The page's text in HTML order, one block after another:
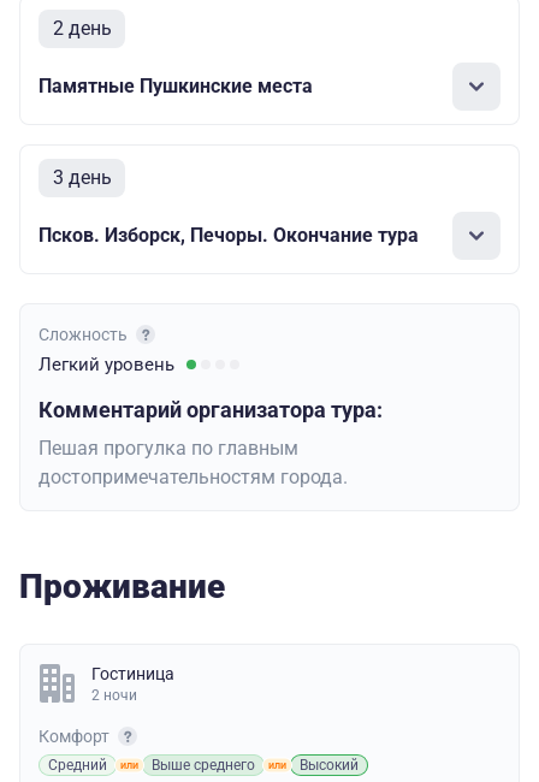
2 день
Памятные Пушкинские места
3 день
Псков. Изборск, Печоры. Окончание тура
Сложность
Легкий уровень
Комментарий организатора тура:
Пешая прогулка по главным
достопримечательностям города.
Проживание
Гостиница
2 ночи
Комфорт
Средний Выше среднего Высокий